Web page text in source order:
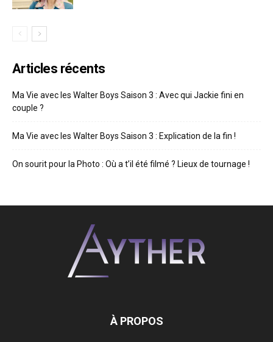
Articles récents
Ma Vie avec les Walter Boys Saison 3 : Avec qui Jackie fini en
couple ?
Ma Vie avec les Walter Boys Saison 3 : Explication de la fin !
On sourit pour la Photo : Où a t’il été filmé ? Lieux de tournage !
À PROPOS